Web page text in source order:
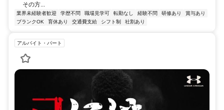
その方...
業界未経験者歓迎 学歴不問 職場見学可 転勤なし 経験不問 研修あり
賞与あり
ブランクOK
育休あり 交通費支給 シフト制 社割あり
アルバイト・パート